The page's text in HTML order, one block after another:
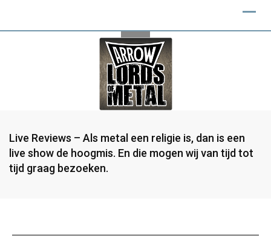
Live Reviews – Als metal een religie is, dan is een
live show de hoogmis. En die mogen wij van tijd tot
tijd graag bezoeken.